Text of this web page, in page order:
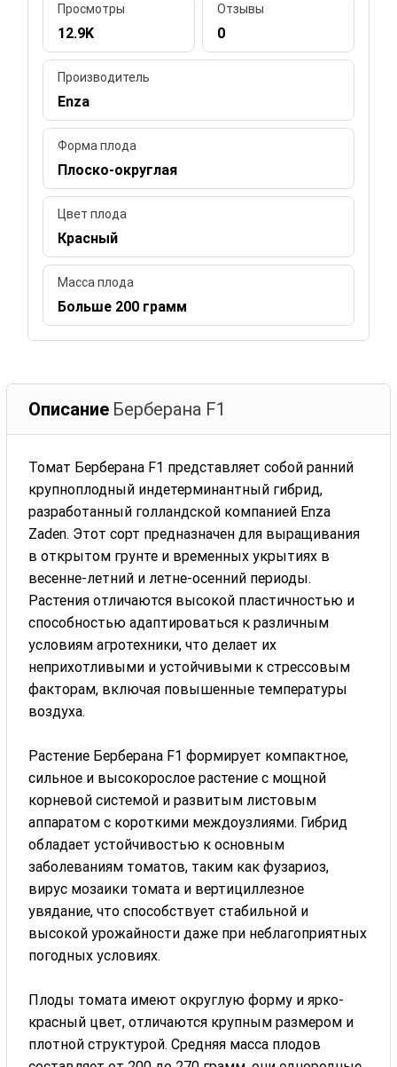
Просмотры
12.9K
Отзывы
0
Производитель
Enza
Форма плода
Плоско-округлая
Цвет плода
Красный
Масса плода
Больше 200 грамм
Описание Берберана F1
Томат Берберана F1 представляет собой ранний
крупноплодный индетерминантный гибрид,
разработанный голландской компанией Enza
Zaden. Этот сорт предназначен для выращивания
в открытом грунте и временных укрытиях в
весенне-летний и летне-осенний периоды.
Растения отличаются высокой пластичностью и
способностью адаптироваться к различным
условиям агротехники, что делает их
неприхотливыми и устойчивыми к стрессовым
факторам, включая повышенные температуры
воздуха.
Растение Берберана F1 формирует компактное,
сильное и высокорослое растение с мощной
корневой системой и развитым листовым
аппаратом с короткими междоузлиями. Гибрид
обладает устойчивостью к основным
заболеваниям томатов, таким как фузариоз,
вирус мозаики томата и вертициллезное
увядание, что способствует стабильной и
высокой урожайности даже при неблагоприятных
погодных условиях.
Плоды томата имеют округлую форму и ярко-
красный цвет, отличаются крупным размером и
плотной структурой. Средняя масса плодов